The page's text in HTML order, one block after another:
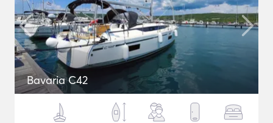
Bavaria C42